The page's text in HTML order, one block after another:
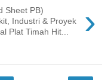
›
Sheet PB)
Industri & Proyek
Plat Timah Hit...